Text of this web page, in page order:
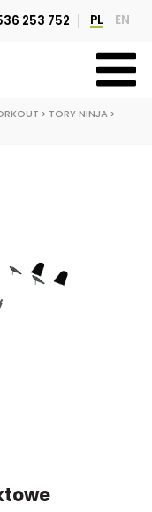
253 752 PL EN
> TORY NINJA>